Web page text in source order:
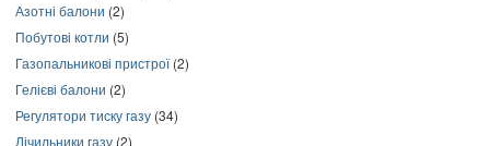
Азотні балони (2)
Побутові котли (5)
Газопальникові пристрої(2)
Гелієві балони (2)
Регулятори тиску газу (34)
Лічильники газу (2)